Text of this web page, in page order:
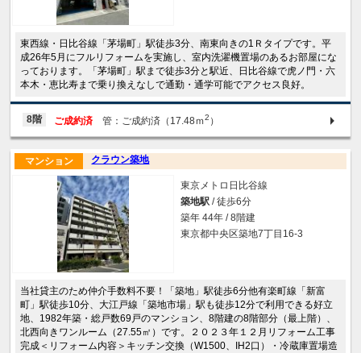
東西線・日比谷線「茅場町」駅徒歩3分、南東向きの1Ｒタイプです。平
成26年5月にフルリフォームを実施し、室内洗濯機置場のあるお部屋にな
っております。「茅場町」駅まで徒歩3分と駅近、日比谷線で虎ノ門・六
本木・恵比寿まで乗り換えなしで通勤・通学可能でアクセス良好。
8階 ご成約済 管：ご成約済（17.48ｍ2 ）
クラウン築地
マンション
東京メトロ日比谷線
築地駅 / 徒歩6分
築年 44年 / 8階建
東京都中央区築地7丁目16-3
当社貸主のため仲介手数料不要！「築地」駅徒歩6分他有楽町線「新富
町」駅徒歩10分、大江戸線「築地市場」駅も徒歩12分で利用できる好立
地、1982年築・総戸数69戸のマンション、8階建の8階部分（最上階）、
北西向きワンルーム（27.55㎡）です。２０２３年１２月リフォーム工事
完成＜リフォーム内容＞キッチン交換（W1500、IH2口）・冷蔵庫置場造